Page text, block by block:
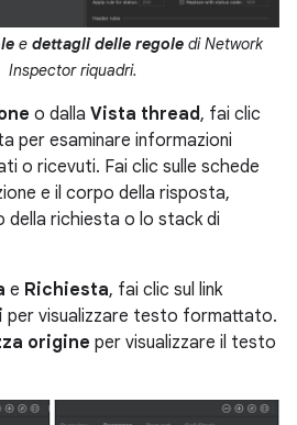
e dettagli delle regoledi Network
Inspector riquadri.
o dalla Vista thread, fai clic
per esaminare informazioni
o ricevuti. Fai clic sulle schede
e il corpo della risposta,
della richiesta o lo stack di
e Richiesta, fai clic sul link
per visualizzare testo formattato.
origine per visualizzare il testo